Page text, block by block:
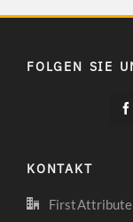
FOLGEN SIE
KONTAKT